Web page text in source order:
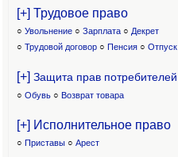
[+] Трудовое право
○ Увольнение ○ Зарплата ○ Декрет
○ Трудовой договор ○ Пенсия ○ Отпуск
[+] Защита прав потребителей
○ Обувь ○ Возврат товара
[+] Исполнительное право
○ Приставы ○ Арест